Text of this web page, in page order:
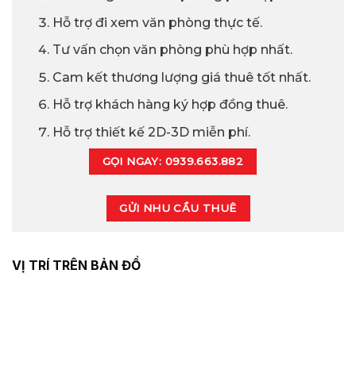
Hỗ trợ đi xem văn phòng thực tế.
Tư vấn chọn văn phòng phù hợp nhất.
Cam kết thương lượng giá thuê tốt nhất.
Hỗ trợ khách hàng ký hợp đồng thuê.
Hỗ trợ thiết kế 2D-3D miễn phí.
GỌI NGAY: 0939.663.882
GỬI NHU CẦU THUÊ
VỊ TRÍ TRÊN BẢN ĐỒ